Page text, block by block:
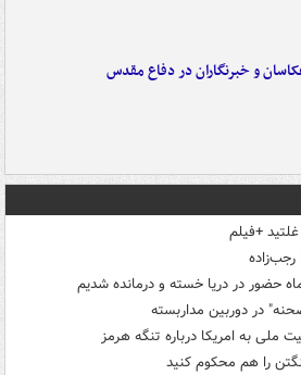
و خبرنگاران در دفاع مقدس
+فیلم
ملی به امریکا درباره تنگه هرمز
را هم محکوم کنید